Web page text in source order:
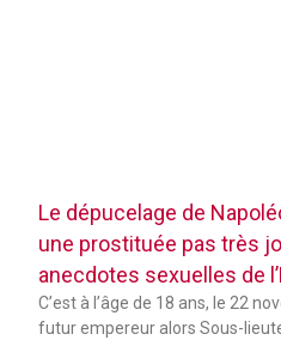
Le dépucelage de
une prostituée pas très
anecdotes sexuelles de
C’est à l’âge de 18 ans, le 22
futur empereur alors Sous-